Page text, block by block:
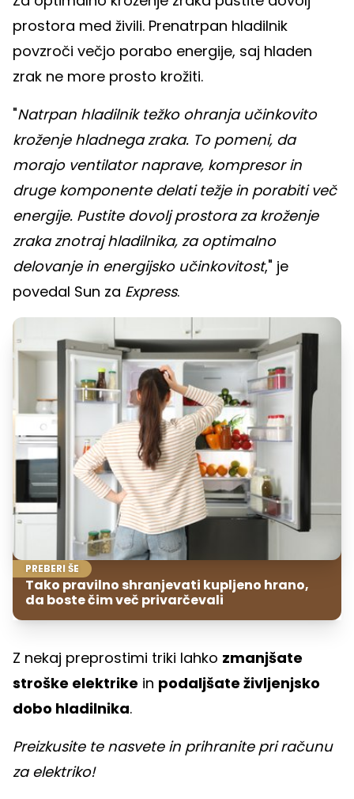
prostora med živili. Prenatrpan hladilnik
povzroči večjo porabo energije, saj hladen
zrak ne more prosto krožiti.
"Natrpan hladilnik težko ohranja učinkovito
kroženje hladnega zraka. To pomeni, da
morajo ventilator naprave, kompresor in
druge komponente delati težje in porabiti več
energije. Pustite dovolj prostora za kroženje
zraka znotraj hladilnika, za optimalno
delovanje in energijsko učinkovitost," je
povedal Sun za Express.
PREBERI ŠE
Tako pravilno shranjevati kupljeno hrano,
da boste čim več privarčevali
Z nekaj preprostimi triki lahko zmanjšate
stroške elektrike in podaljšate življenjsko
dobo hladilnika.
Preizkusite te nasvete in prihranite pri računu
za elektriko!